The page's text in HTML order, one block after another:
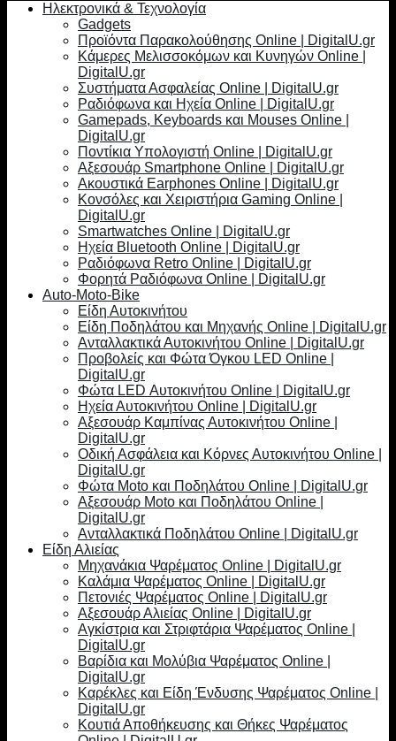
Ηλεκτρονικά & Τεχνολογία
Gadgets
Προϊόντα Παρακολούθησης Online | DigitalU.gr
Κάμερες Μελισσοκόμων και Κυνηγών Online |
DigitalU.gr
Συστήματα Ασφαλείας Online | DigitalU.gr
Ραδιόφωνα και Ηχεία Online | DigitalU.gr
Gamepads, Keyboards και Mouses Online |
DigitalU.gr
Ποντίκια Υπολογιστή Online | DigitalU.gr
Αξεσουάρ Smartphone Online | DigitalU.gr
Ακουστικά Earphones Online | DigitalU.gr
Κονσόλες και Χειριστήρια Gaming Online |
DigitalU.gr
Smartwatches Online | DigitalU.gr
Ηχεία Bluetooth Online | DigitalU.gr
Ραδιόφωνα Retro Online | DigitalU.gr
Φορητά Ραδιόφωνα Online | DigitalU.gr
Auto-Moto-Bike
Είδη Αυτοκινήτου
Είδη Ποδηλάτου και Μηχανής Online | DigitalU.gr
Ανταλλακτικά Αυτοκινήτου Online | DigitalU.gr
Προβολείς και Φώτα Όγκου LED Online |
DigitalU.gr
Φώτα LED Αυτοκινήτου Online | DigitalU.gr
Ηχεία Αυτοκινήτου Online | DigitalU.gr
Αξεσουάρ Καμπίνας Αυτοκινήτου Online |
DigitalU.gr
Οδική Ασφάλεια και Κόρνες Αυτοκινήτου Online |
DigitalU.gr
Φώτα Moto και Ποδηλάτου Online | DigitalU.gr
Αξεσουάρ Moto και Ποδηλάτου Online |
DigitalU.gr
Ανταλλακτικά Ποδηλάτου Online | DigitalU.gr
Είδη Αλιείας
Μηχανάκια Ψαρέματος Online | DigitalU.gr
Καλάμια Ψαρέματος Online | DigitalU.gr
Πετονιές Ψαρέματος Online | DigitalU.gr
Αξεσουάρ Αλιείας Online | DigitalU.gr
Αγκίστρια και Στριφτάρια Ψαρέματος Online |
DigitalU.gr
Βαρίδια και Μολύβια Ψαρέματος Online |
DigitalU.gr
Καρέκλες και Είδη Ένδυσης Ψαρέματος Online |
DigitalU.gr
Κουτιά Αποθήκευσης και Θήκες Ψαρέματος